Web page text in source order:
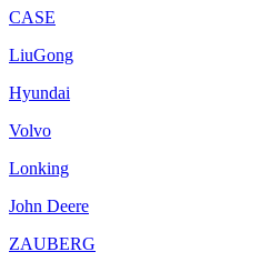
CASE
LiuGong
Hyundai
Volvo
Lonking
John Deere
ZAUBERG